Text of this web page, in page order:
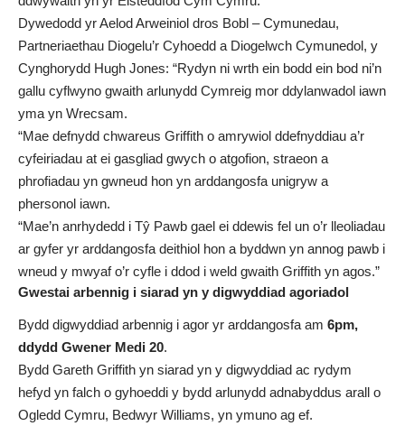
Dywedodd yr Aelod Arweiniol dros Bobl – Cymunedau,
Partneriaethau Diogelu’r Cyhoedd a Diogelwch Cymunedol, y
Cynghorydd Hugh Jones: “Rydyn ni wrth ein bodd ein bod ni’n
gallu cyflwyno gwaith arlunydd Cymreig mor ddylanwadol iawn
yma yn Wrecsam.
“Mae defnydd chwareus Griffith o amrywiol ddefnyddiau a’r
cyfeiriadau at ei gasgliad gwych o atgofion, straeon a
phrofiadau yn gwneud hon yn arddangosfa unigryw a
phersonol iawn.
“Mae’n anrhydedd i Tŷ Pawb gael ei ddewis fel un o’r lleoliadau
ar gyfer yr arddangosfa deithiol hon a byddwn yn annog pawb i
wneud y mwyaf o’r cyfle i ddod i weld gwaith Griffith yn agos.”
Gwestai arbennig i siarad yn y digwyddiad agoriadol
Bydd digwyddiad arbennig i agor yr arddangosfa am 6pm,
ddydd Gwener Medi 20.
Bydd Gareth Griffith yn siarad yn y digwyddiad ac rydym
hefyd yn falch o gyhoeddi y bydd arlunydd adnabyddus arall o
Ogledd Cymru, Bedwyr Williams, yn ymuno ag ef.